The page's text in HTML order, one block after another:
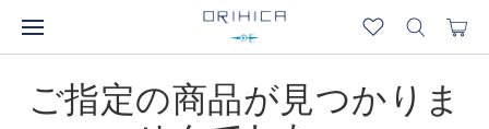
ご指定の商品が見つかりま